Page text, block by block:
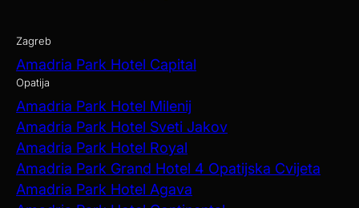
Zagreb
Amadria Park Hotel Capital
Opatija
Amadria Park Hotel Milenij
Amadria Park Hotel Sveti Jakov
Amadria Park Hotel Royal
Amadria Park Grand Hotel 4 Opatijska Cvijeta
Amadria Park Hotel Agava